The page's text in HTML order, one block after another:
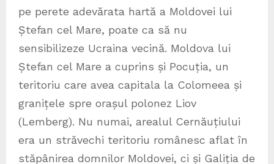
pe perete adevărata hartă a Moldovei lui
Ștefan cel Mare, poate ca să nu
sensibilizeze Ucraina vecină. Moldova lui
Ștefan cel Mare a cuprins și Pocuția, un
teritoriu care avea capitala la Colomeea și
granițele spre orașul polonez Liov
(Lemberg). Nu numai, arealul Cernăuțiului
era un străvechi teritoriu românesc aflat în
stăpânirea domnilor Moldovei, ci și Galiția de